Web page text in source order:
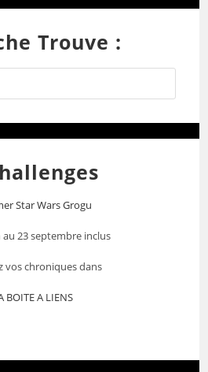
Trouve :
Star Wars Grogu
au 23 septembre inclus
vos chroniques dans
BOITE A LIENS